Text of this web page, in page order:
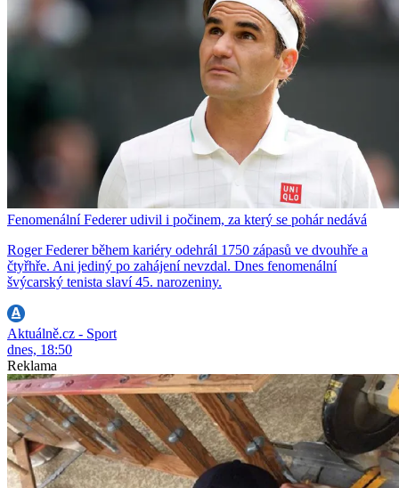
Fenomenální Federer udivil i počinem, za který se pohár nedává
Roger Federer během kariéry odehrál 1750 zápasů ve dvouhře a
čtyřhře. Ani jediný po zahájení nevzdal. Dnes fenomenální
švýcarský tenista slaví 45. narozeniny.
Aktuálně.cz - Sport
dnes, 18:50
Reklama